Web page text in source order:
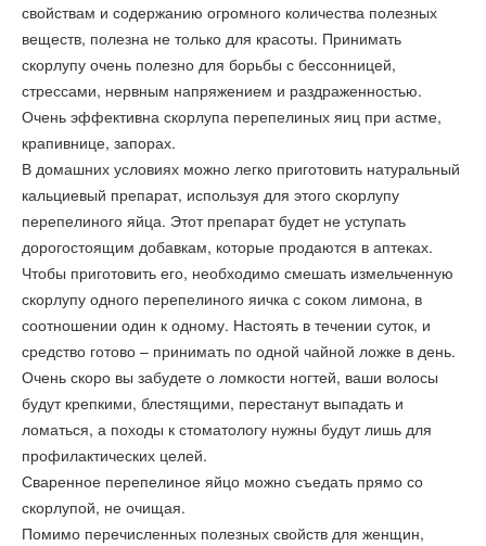
свойствам и содержанию огромного количества полезных
веществ, полезна не только для красоты. Принимать
скорлупу очень полезно для борьбы с бессонницей,
стрессами, нервным напряжением и раздраженностью.
Очень эффективна скорлупа перепелиных яиц при астме,
крапивнице, запорах.
В домашних условиях можно легко приготовить натуральный
кальциевый препарат, используя для этого скорлупу
перепелиного яйца. Этот препарат будет не уступать
дорогостоящим добавкам, которые продаются в аптеках.
Чтобы приготовить его, необходимо смешать измельченную
скорлупу одного перепелиного яичка с соком лимона, в
соотношении один к одному. Настоять в течении суток, и
средство готово – принимать по одной чайной ложке в день.
Очень скоро вы забудете о ломкости ногтей, ваши волосы
будут крепкими, блестящими, перестанут выпадать и
ломаться, а походы к стоматологу нужны будут лишь для
профилактических целей.
Сваренное перепелиное яйцо можно съедать прямо со
скорлупой, не очищая.
Помимо перечисленных полезных свойств для женщин,